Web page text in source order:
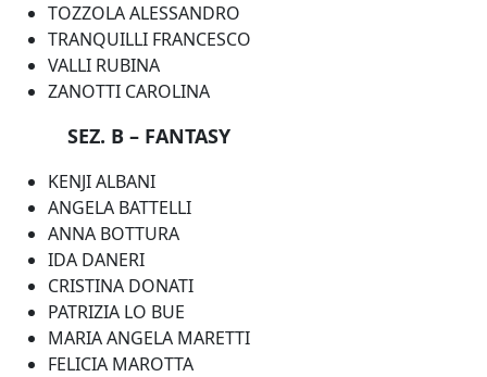
TOZZOLA ALESSANDRO
TRANQUILLI FRANCESCO
VALLI RUBINA
ZANOTTI CAROLINA
SEZ. B – FANTASY
KENJI ALBANI
ANGELA BATTELLI
ANNA BOTTURA
IDA DANERI
CRISTINA DONATI
PATRIZIA LO BUE
MARIA ANGELA MARETTI
FELICIA MAROTTA